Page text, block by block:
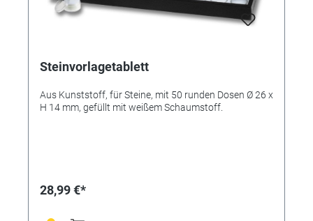
Steinvorlagetablett
Aus Kunststoff, für Steine, mit 50 runden Dosen Ø 26 x
H 14 mm, gefüllt mit weißem Schaumstoff.
28,99 €*